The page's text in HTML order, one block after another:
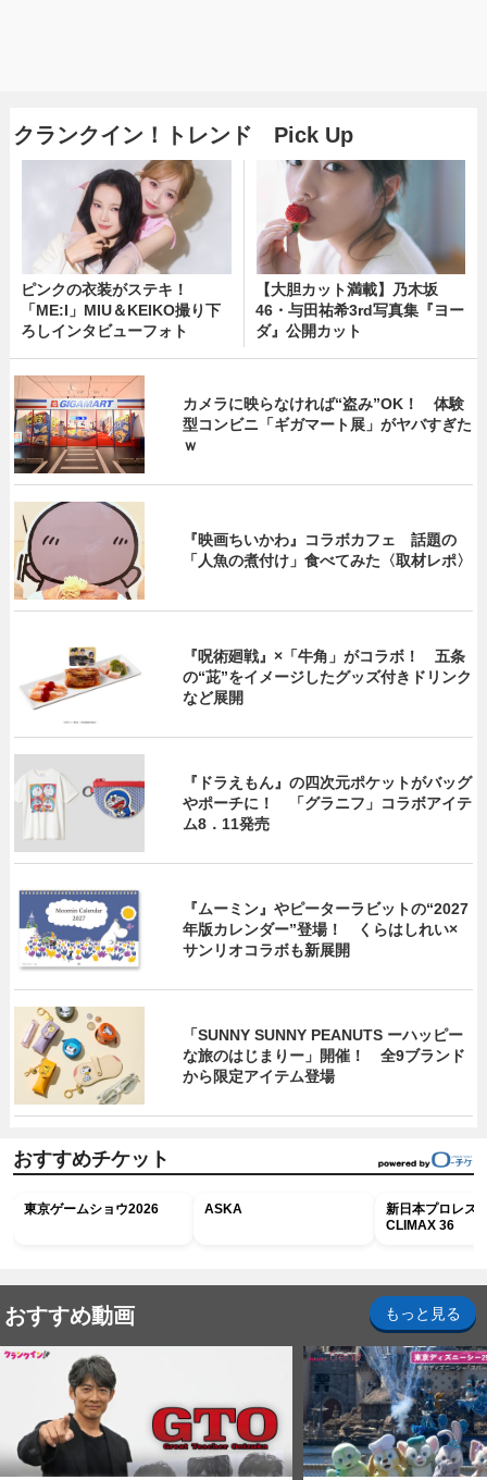
クランクイン！トレンド Pick Up
ピンクの衣装がステキ！
「ME:I」MIU＆KEIKO撮り下
ろしインタビューフォト
【大胆カット満載】乃木坂
46・与田祐希3rd写真集『ヨー
ダ』公開カット
カメラに映らなければ“盗み”OK！ 体験
型コンビニ「ギガマート展」がヤバすぎた
ｗ
『映画ちいかわ』コラボカフェ 話題の
「人魚の煮付け」食べてみた〈取材レポ〉
『呪術廻戦』×「牛角」がコラボ！ 五条
の“茈”をイメージしたグッズ付きドリンク
など展開
『ドラえもん』の四次元ポケットがバッグ
やポーチに！ 「グラニフ」コラボアイテ
ム8．11発売
『ムーミン』やピーターラビットの“2027
年版カレンダー”登場！ くらはしれい×
サンリオコラボも新展開
「SUNNY SUNNY PEANUTS ーハッピー
な旅のはじまりー」開催！ 全9ブランド
から限定アイテム登場
おすすめチケット
東京ゲームショウ2026 ASKA
新日本プロレス
CLIMAX 36
おすすめ動画 もっと見る